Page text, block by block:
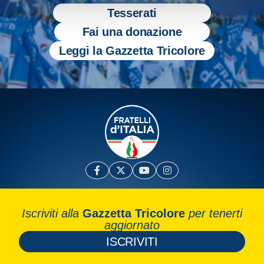
Tesserati
Fai una donazione
Leggi la Gazzetta Tricolore
Iscriviti alla Gazzetta Tricolore per tenerti
aggiornato
ISCRIVITI